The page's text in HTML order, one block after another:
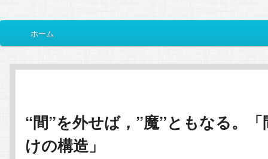
イ
メ
イ
コ
ン
サ
ブ
ン
テ
ホーム
“間”を外せば，”魔”ともなる。「
けの構造」